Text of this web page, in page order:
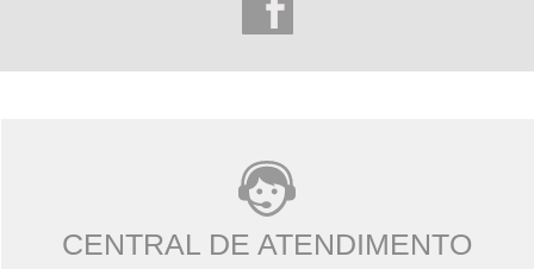
CENTRAL DE ATENDIMENTO